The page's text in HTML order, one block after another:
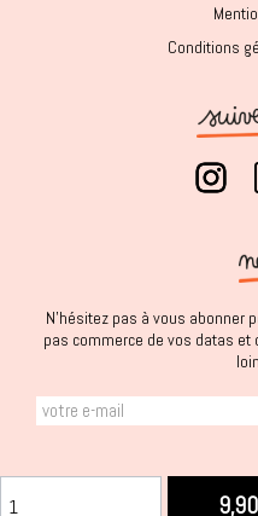
Conditions
N'hésitez pas à vous abonner
pas commerce de vos datas